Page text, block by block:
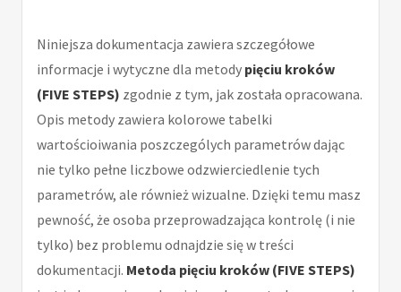
Niniejsza dokumentacja zawiera szczegółowe
informacje i wytyczne dla metody pięciu kroków
(FIVE STEPS) zgodnie z tym, jak została opracowana.
Opis metody zawiera kolorowe tabelki
wartościoiwania poszczególych parametrów dając
nie tylko pełne liczbowe odzwierciedlenie tych
parametrów, ale również wizualne. Dzięki temu masz
pewność, że osoba przeprowadzająca kontrolę (i nie
tylko) bez problemu odnajdzie się w treści
dokumentacji. Metoda pięciu kroków (FIVE STEPS)